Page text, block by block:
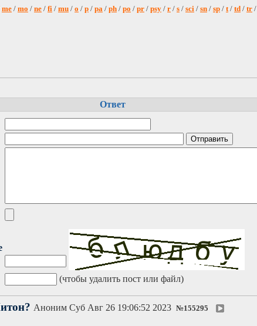
me / mo / ne / fi / mu / o / p / pa / ph / po / pr / psy / r / s / sci / sn / sp / t/ td / tr /
Ответ
(чтобы удалить пост или файл)
Аноним Суб Авг 26 19:06:52 2023 №155295